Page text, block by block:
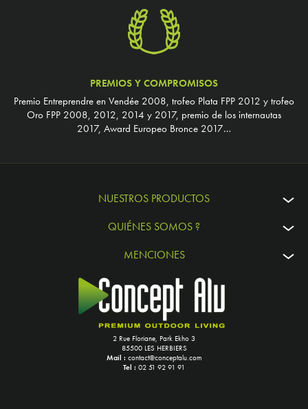
PREMIOS Y COMPROMISOS
Premio Entreprendre en Vendée 2008, trofeo Plata FPP 2012 y trofeo
Oro FPP 2008, 2012, 2014 y 2017, premio de los internautas
2017, Award Europeo Bronce 2017…
NUESTROS PRODUCTOS
QUIÉNES SOMOS ?
MENCIONES
2 Rue Floriane, Park Ekho 3
85500 LES HERBIERS
Mail : contact@conceptalu.com
Tel : 02 51 92 91 91